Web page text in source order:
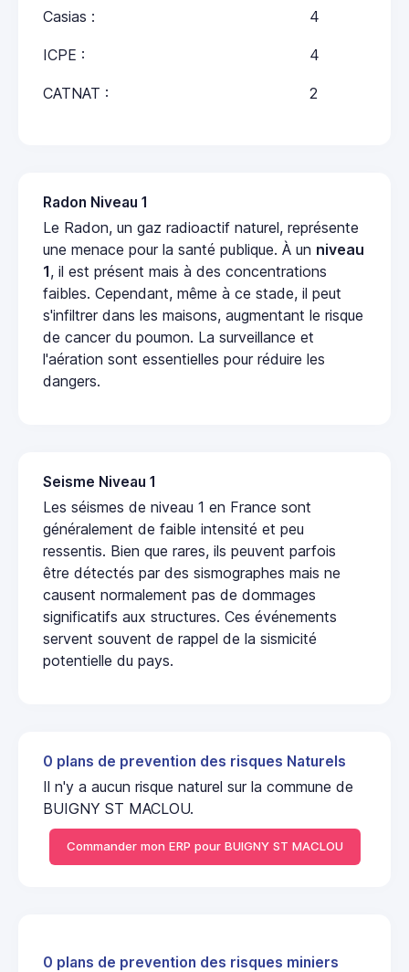
Casias : 4
ICPE : 4
CATNAT : 2
Radon Niveau 1
Le Radon, un gaz radioactif naturel, représente
une menace pour la santé publique. À un niveau
1, il est présent mais à des concentrations
faibles. Cependant, même à ce stade, il peut
s'infiltrer dans les maisons, augmentant le risque
de cancer du poumon. La surveillance et
l'aération sont essentielles pour réduire les
dangers.
Seisme Niveau 1
Les séismes de niveau 1 en France sont
généralement de faible intensité et peu
ressentis. Bien que rares, ils peuvent parfois
être détectés par des sismographes mais ne
causent normalement pas de dommages
significatifs aux structures. Ces événements
servent souvent de rappel de la sismicité
potentielle du pays.
0 plans de prevention des risques Naturels
Il n'y a aucun risque naturel sur la commune de
BUIGNY ST MACLOU.
Commander mon ERP pour BUIGNY ST MACLOU
0 plans de prevention des risques miniers